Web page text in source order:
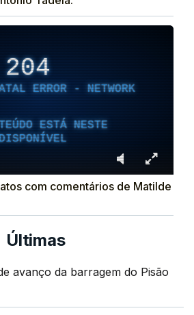
204
ERROR - NETWORK
ESTÁ NESTE
com comentários de Matilde
Últimas
avanço da barragem do Pisão